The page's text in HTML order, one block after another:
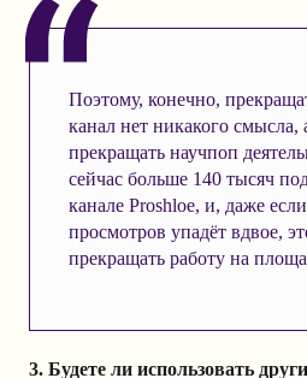
Поэтому, конечно,
канал нет никакого
прекращать научпоп
сейчас больше 140 тысяч
канале Proshloe, и, даже
просмотров упадёт вдвое,
прекращать работу на
3. Будете ли использовать